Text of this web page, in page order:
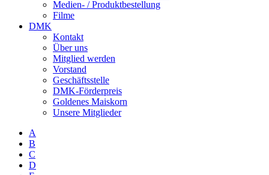
Medien- / Produktbestellung
Filme
DMK
Kontakt
Über uns
Mitglied werden
Vorstand
Geschäftsstelle
DMK-Förderpreis
Goldenes Maiskorn
Unsere Mitglieder
A
B
C
D